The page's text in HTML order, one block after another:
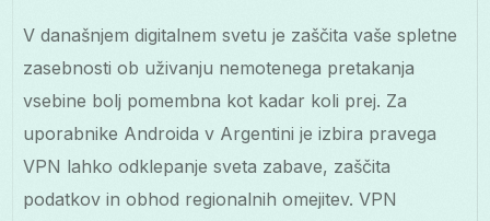
V današnjem digitalnem svetu je zaščita vaše spletne
zasebnosti ob uživanju nemotenega pretakanja
vsebine bolj pomembna kot kadar koli prej. Za
uporabnike Androida v Argentini je izbira pravega
VPN lahko odklepanje sveta zabave, zaščita
podatkov in obhod regionalnih omejitev. VPN